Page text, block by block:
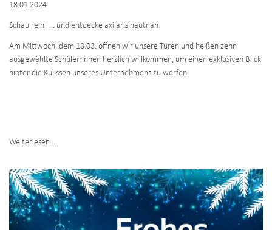
18.01.2024
Schau rein! ... und entdecke axilaris hautnah!
Am Mittwoch, dem 13.03. öffnen wir unsere Türen und heißen zehn
ausgewählte Schüler:innen herzlich willkommen, um einen exklusiven Blick
hinter die Kulissen unseres Unternehmens zu werfen.
Weiterlesen …
offenen
Unternehmen
-
Wir
sind